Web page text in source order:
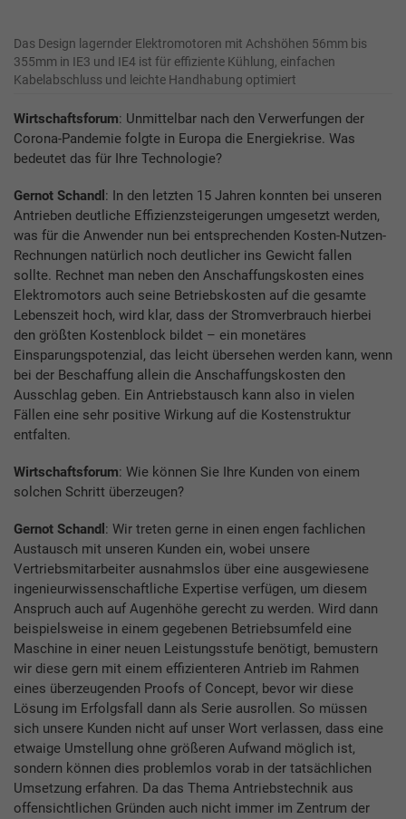
Das Design lagernder Elektromotoren mit Achshöhen 56mm bis
355mm in IE3 und IE4 ist für effiziente Kühlung, einfachen
Kabelabschluss und leichte Handhabung optimiert
Wirtschaftsforum: Unmittelbar nach den Verwerfungen der
Corona-Pandemie folgte in Europa die Energiekrise. Was
bedeutet das für Ihre Technologie?
Gernot Schandl : In den letzten 15 Jahren konnten bei unseren
Antrieben deutliche Effizienzsteigerungen umgesetzt werden,
was für die Anwender nun bei entsprechenden Kosten-Nutzen-
Rechnungen natürlich noch deutlicher ins Gewicht fallen
sollte. Rechnet man neben den Anschaffungskosten eines
Elektromotors auch seine Betriebskosten auf die gesamte
Lebenszeit hoch, wird klar, dass der Stromverbrauch hierbei
den größten Kostenblock bildet – ein monetäres
Einsparungspotenzial, das leicht übersehen werden kann, wenn
bei der Beschaffung allein die Anschaffungskosten den
Ausschlag geben. Ein Antriebstausch kann also in vielen
Fällen eine sehr positive Wirkung auf die Kostenstruktur
entfalten.
Wirtschaftsforum: Wie können Sie Ihre Kunden von einem
solchen Schritt überzeugen?
Gernot Schandl : Wir treten gerne in einen engen fachlichen
Austausch mit unseren Kunden ein, wobei unsere
Vertriebsmitarbeiter ausnahmslos über eine ausgewiesene
ingenieurwissenschaftliche Expertise verfügen, um diesem
Anspruch auch auf Augenhöhe gerecht zu werden. Wird dann
beispielsweise in einem gegebenen Betriebsumfeld eine
Maschine in einer neuen Leistungsstufe benötigt, bemustern
wir diese gern mit einem effizienteren Antrieb im Rahmen
eines überzeugenden Proofs of Concept, bevor wir diese
Lösung im Erfolgsfall dann als Serie ausrollen. So müssen
sich unsere Kunden nicht auf unser Wort verlassen, dass eine
etwaige Umstellung ohne größeren Aufwand möglich ist,
sondern können dies problemlos vorab in der tatsächlichen
Umsetzung erfahren. Da das Thema Antriebstechnik aus
offensichtlichen Gründen auch nicht immer im Zentrum der